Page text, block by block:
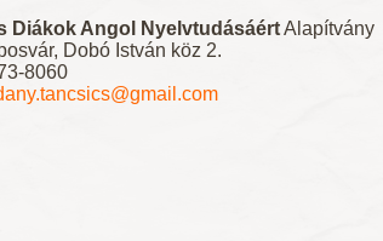
Diákok Angol NyelvtudásáértAlapítvány
Dobó István köz 2.
8060